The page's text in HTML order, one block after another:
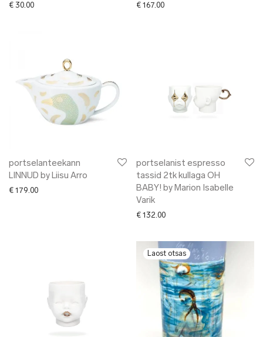
€ 30.00 € 167.00
portselanteekann
LINNUD by Liisu Arro
€ 179.00
portselanist espresso
tassid 2tk kullaga OH
BABY! by Marion Isabelle
Varik
€ 132.00